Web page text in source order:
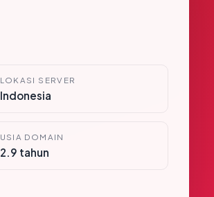
LOKASI SERVER
Indonesia
USIA DOMAIN
2.9 tahun